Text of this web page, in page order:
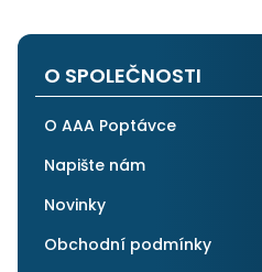
i ostatním.
O SPOLEČNOSTI
O AAA Poptávce
Napište nám
Novinky
Obchodní podmínky